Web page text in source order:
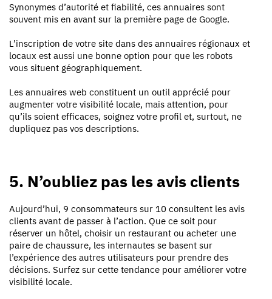
Synonymes d’autorité et fiabilité, ces annuaires sont
souvent mis en avant sur la première page de Google.
L’inscription de votre site dans des annuaires régionaux et
locaux est aussi une bonne option pour que les robots
vous situent géographiquement.
Les annuaires web constituent un outil apprécié pour
augmenter votre visibilité locale, mais attention, pour
qu’ils soient efficaces, soignez votre profil et, surtout, ne
dupliquez pas vos descriptions.
5. N’oubliez pas les avis clients
Aujourd’hui, 9 consommateurs sur 10 consultent les avis
clients avant de passer à l’action. Que ce soit pour
réserver un hôtel, choisir un restaurant ou acheter une
paire de chaussure, les internautes se basent sur
l’expérience des autres utilisateurs pour prendre des
décisions. Surfez sur cette tendance pour améliorer votre
visibilité locale.